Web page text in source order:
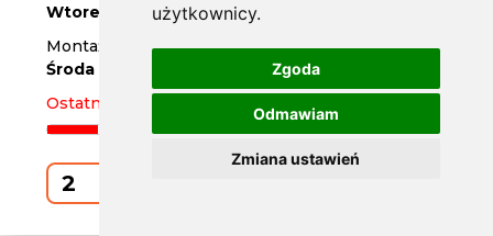
użytkownicy.
Zgoda
Odmawiam
Zmiana ustawień
Wtorek
Montaż w serwisie za 3 dni
Środa
Ostatnie 2 sztuki